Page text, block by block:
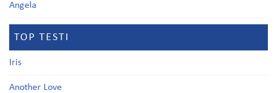
Angela
TOP TESTI
Iris
Another Love